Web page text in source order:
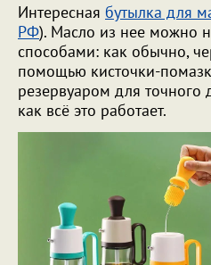
Интересная бутылка для
РФ). Масло из нее можно
способами: как обычно,
помощью кисточки-
резервуаром для точного
как всё это работает.